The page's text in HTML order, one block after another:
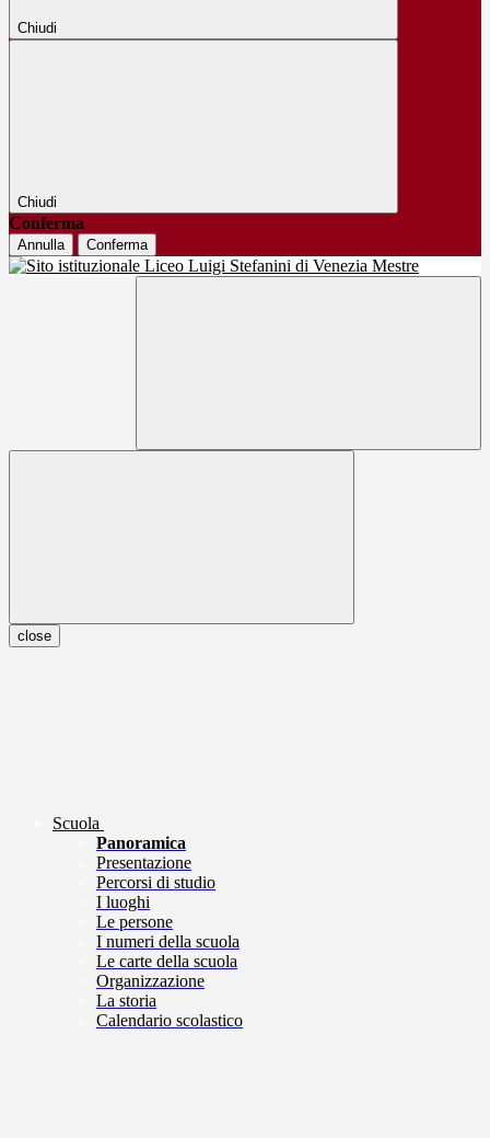
Chiudi
Chiudi
Conferma
Annulla Conferma
close
Scuola
Panoramica
Presentazione
Percorsi di studio
I luoghi
Le persone
I numeri della scuola
Le carte della scuola
Organizzazione
La storia
Calendario scolastico